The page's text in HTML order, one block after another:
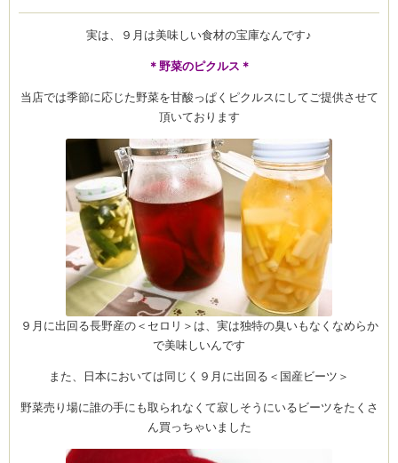
室・テイクアウト Clémentine (produced
タグラ
ンティ
ーヌ
タグラ
実は、９月は美味しい食材の宝庫なんです♪
＊野菜のピクルス＊
当店では季節に応じた野菜を甘酸っぱくピクルスにしてご提供させて
頂いております
９月に出回る長野産の＜セロリ＞は、実は独特の臭いもなくなめらか
で美味しいんです
また、日本においては同じく９月に出回る＜国産ビーツ＞
野菜売り場に誰の手にも取られなくて寂しそうにいるビーツをたくさ
ん買っちゃいました